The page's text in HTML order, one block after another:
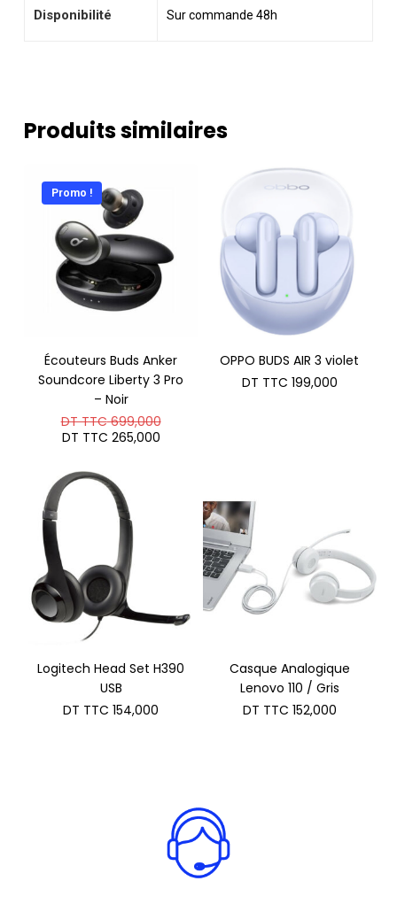
Disponibilité Sur commande 48h
Produits similaires
Promo !
Écouteurs Buds Anker
Soundcore Liberty 3 Pro
– Noir
DT TTC699,000Le
DT TTC 265,000Le
TTC 265,000.
OPPO BUDS AIR 3 violet
DT TTC 199,000
Logitech Head Set H390
USB
DT TTC 154,000
Casque Analogique
Lenovo 110 / Gris
DT TTC 152,000